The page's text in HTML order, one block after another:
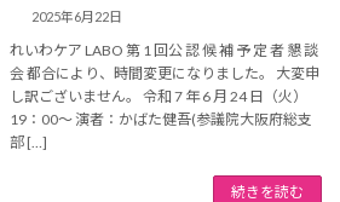
2025年6月22日
れいわケア LABO 第 1 回公 認 候 補 予 定 者 懇 談
会 都合により、時間変更になりました。 大変申
し訳ございません。 令和 7 年 6 月 24 日（火）
19：00～ 演者：かばた健吾(参議院大阪府総支
部 […]
続きを読む